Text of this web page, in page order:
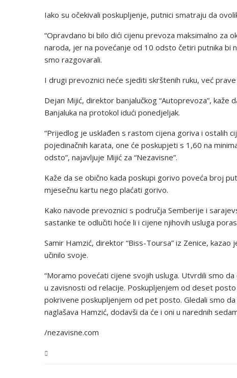
Iako su očekivali poskupljenje, putnici smatraju da
“Opravdano bi bilo dići cijenu prevoza maksimalno
naroda, jer na povećanje od 10 odsto četiri putnika bi
smo razgovarali.
I drugi prevoznici neće sjediti skrštenih ruku, već prave
Dejan Mijić, direktor banjalučkog “Autoprevoza”,
Banjaluka na protokol idući ponedjeljak.
“Prijedlog je usklađen s rastom cijena goriva i ostalih
pojedinačnih karata, one će poskupjeti s 1,60 na
odsto”, najavljuje Mijić za “Nezavisne”.
Kaže da se obično kada poskupi gorivo poveća broj
mjesečnu kartu nego plaćati gorivo.
Kako navode prevoznici s područja Semberije i
sastanke te odlučiti hoće li i cijene njihovih usluga
Samir Hamzić, direktor “Biss-Toursa” iz Zenice,
učinilo svoje.
“Moramo povećati cijene svojih usluga. Utvrdili smo
u zavisnosti od relacije. Poskupljenjem od deset
pokrivene poskupljenjem od pet posto. Gledali smo
naglašava Hamzić, dodavši da će i oni u narednih
/nezavisne.com